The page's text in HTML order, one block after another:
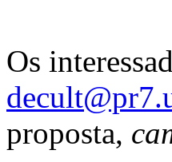
Os
proposta,